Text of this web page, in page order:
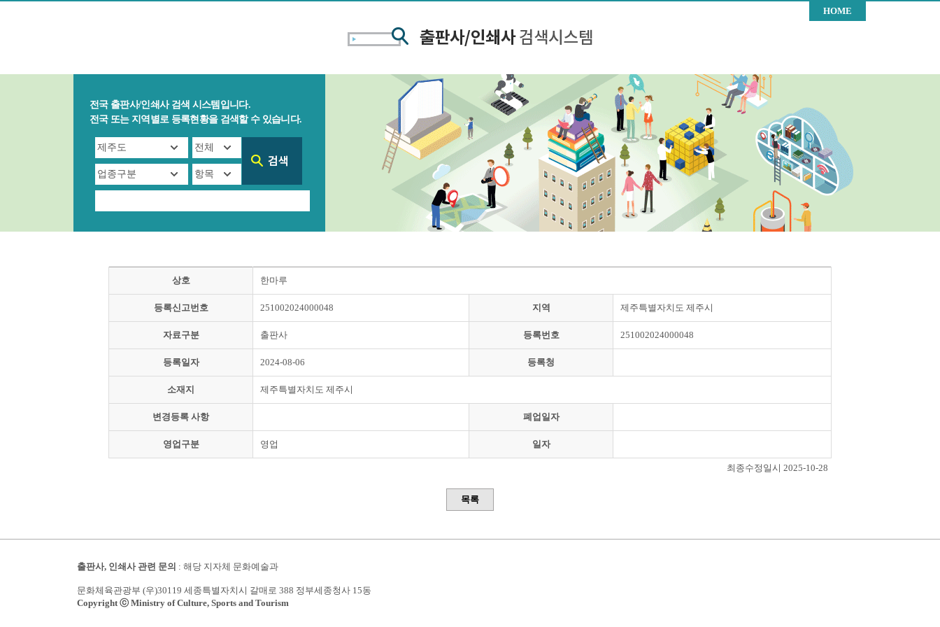
HOME
전국 출판사/인쇄사 검색 시스템입니다.
전국 또는 지역별로 등록현황을 검색할 수 있습니다.
상호 한마루
등록신고번호 251002024000048 지역 제주특별자치도 제주시
자료구분 출판사 등록번호 251002024000048
등록일자 2024-08-06 등록청
소재지 제주특별자치도 제주시
변경등록 사항 폐업일자
영업구분 영업 일자
최종수정일시 2025-10-28
목록
출판사, 인쇄사 관련 문의 : 해당 지자체 문화예술과
문화체육관광부 (우)30119 세종특별자치시 갈매로 388 정부세종청사 15동
Copyright ⓒ Ministry of Culture, Sports and Tourism